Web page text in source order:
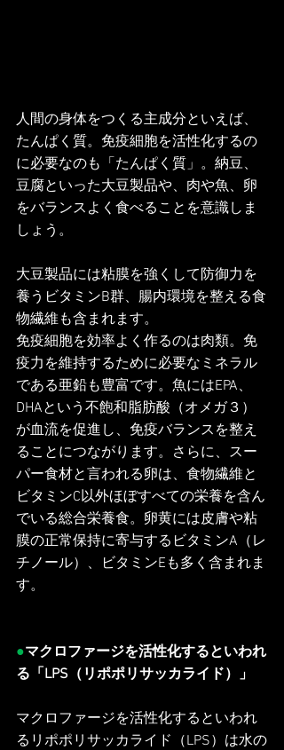
人間の身体をつくる主成分といえば、
たんぱく質。免疫細胞を活性化するの
に必要なのも「たんぱく質」。納豆、
豆腐といった大豆製品や、肉や魚、卵
をバランスよく食べることを意識しま
しょう。
大豆製品には粘膜を強くして防御力を
養うビタミンB群、腸内環境を整える食
物繊維も含まれます。
免疫細胞を効率よく作るのは肉類。免
疫力を維持するために必要なミネラル
である亜鉛も豊富です。魚にはEPA、
DHAという不飽和脂肪酸（オメガ３）
が血流を促進し、免疫バランスを整え
ることにつながります。さらに、スー
パー食材と言われる卵は、食物繊維と
ビタミンC以外ほぼすべての栄養を含ん
でいる総合栄養食。卵黄には皮膚や粘
膜の正常保持に寄与するビタミンA（レ
チノール）、ビタミンEも多く含まれま
す。
●マクロファージを活性化するといわれ
る「LPS（リポポリサッカライド）」
マクロファージを活性化するといわれ
るリポポリサッカライド（LPS）は水の